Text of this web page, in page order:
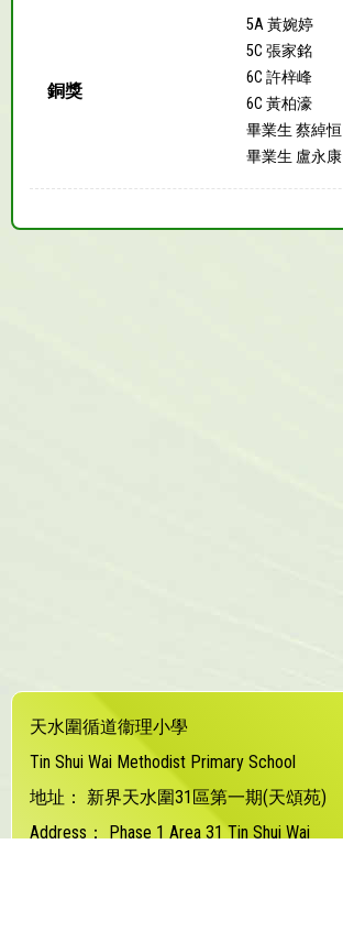
銅獎
5A 黃婉婷
5C 張家銘
6C 許梓峰
6C 黃柏濠
畢業生 蔡綽恒
畢業生 盧永康
天水圍循道衞理小學
Tin Shui Wai Methodist Primary School
地址：
新界天水圍31區第一期(天頌苑)
Address：
Phase 1 Area 31 Tin Shui Wai